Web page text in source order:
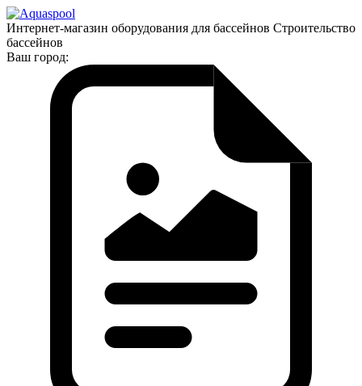
Интернет-магазин оборудования для бассейнов Строительство
бассейнов
Ваш город: